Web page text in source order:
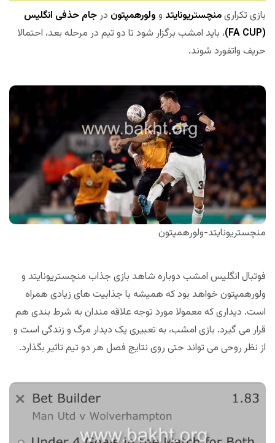
بازی تکراریمنچستریونایتد و ولورهمپتون در جام حذفی انگلیس
(FA CUP)
، باید امشب برگزار شود تا دو تیم در مرحله بعد، احتمالا
حریف واتفورد شوند.
منچستریونایتد-ولورهمپتون
فوتبال انگلیس امشب دوباره شاهد بازی جذاب منچستریونایتد و
ولورهمپتون خواهد بود که همیشه با جذابیت های زیادی همراه
است. دیداری که معمولا مورد توجه علاقه مندان به شرط بندی هم
قرار می گیرد. بازی امشب، به تعبیری یک دیدار مرگ و زندگی است و
از نظر روحی می تواند حتی روی نتایج فصل هر دو تیم تاثیر بگذارد.